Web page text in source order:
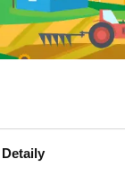
Detaily